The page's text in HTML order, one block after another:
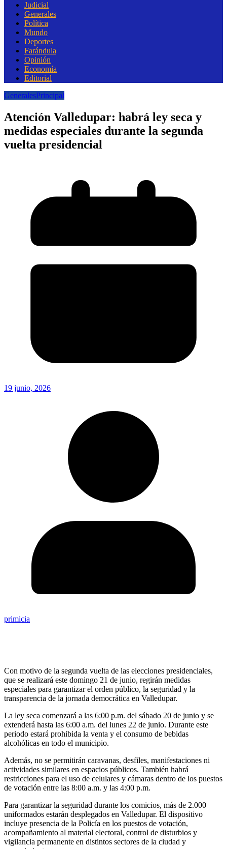
Judicial
Generales
Política
Mundo
Deportes
Farándula
Opinión
Economía
Editorial
GeneralesPrincipal
Atención Valledupar: habrá ley seca y
medidas especiales durante la segunda
vuelta presidencial
19 junio, 2026
primicia
Con motivo de la segunda vuelta de las elecciones presidenciales,
que se realizará este domingo 21 de junio, regirán medidas
especiales para garantizar el orden público, la seguridad y la
transparencia de la jornada democrática en Valledupar.
La ley seca comenzará a las 6:00 p.m. del sábado 20 de junio y se
extenderá hasta las 6:00 a.m. del lunes 22 de junio. Durante este
periodo estará prohibida la venta y el consumo de bebidas
alcohólicas en todo el municipio.
Además, no se permitirán caravanas, desfiles, manifestaciones ni
actividades similares en espacios públicos. También habrá
restricciones para el uso de celulares y cámaras dentro de los puestos
de votación entre las 8:00 a.m. y las 4:00 p.m.
Para garantizar la seguridad durante los comicios, más de 2.000
uniformados estarán desplegados en Valledupar. El dispositivo
incluye presencia de la Policía en los puestos de votación,
acompañamiento al material electoral, control de disturbios y
vigilancia permanente en distintos sectores de la ciudad y